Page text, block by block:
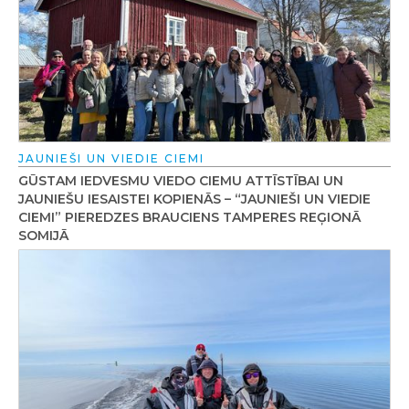
JAUNIEŠI UN VIEDIE CIEMI
GŪSTAM IEDVESMU VIEDO CIEMU ATTĪSTĪBAI UN
JAUNIEŠU IESAISTEI KOPIENĀS – “JAUNIEŠI UN VIEDIE
CIEMI” PIEREDZES BRAUCIENS TAMPERES REĢIONĀ
SOMIJĀ